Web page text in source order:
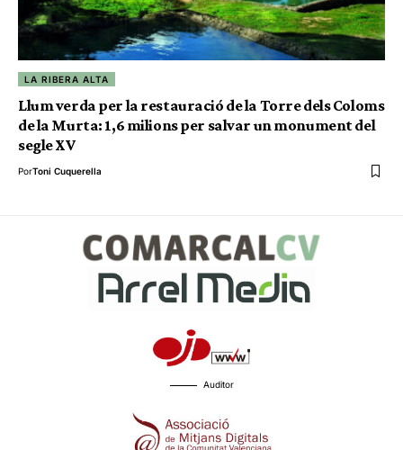
LA RIBERA ALTA
Llum verda per la restauració de la Torre dels Coloms
de la Murta: 1,6 milions per salvar un monument del
segle XV
PorToni Cuquerella
Auditor